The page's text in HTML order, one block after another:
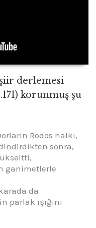
derlemesi
korunmuş şu
Rodos halkı,
sonra,
ganimetlerle
da
parlak ışığını